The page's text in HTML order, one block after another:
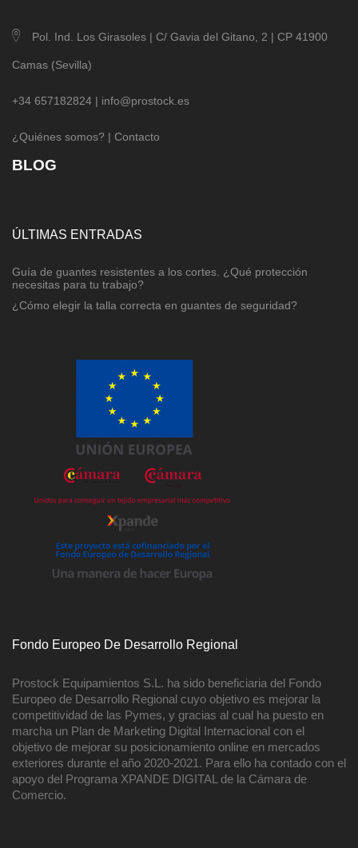
Pol. Ind. Los Girasoles | C/ Gavia del Gitano, 2 | CP 41900
Camas (Sevilla)
+34 657182824 | info@prostock.es
¿Quiénes somos? | Contacto
BLOG
ÚLTIMAS ENTRADAS
Guía de guantes resistentes a los cortes. ¿Qué protección
necesitas para tu trabajo?
¿Cómo elegir la talla correcta en guantes de seguridad?
Fondo Europeo De Desarrollo Regional
Prostock Equipamientos S.L. ha sido beneficiaria del Fondo
Europeo de Desarrollo Regional cuyo objetivo es mejorar la
competitividad de las Pymes, y gracias al cual ha puesto en
marcha un Plan de Marketing Digital Internacional con el
objetivo de mejorar su posicionamiento online en mercados
exteriores durante el año 2020-2021. Para ello ha contado con el
apoyo del Programa XPANDE DIGITAL de la Cámara de
Comercio.